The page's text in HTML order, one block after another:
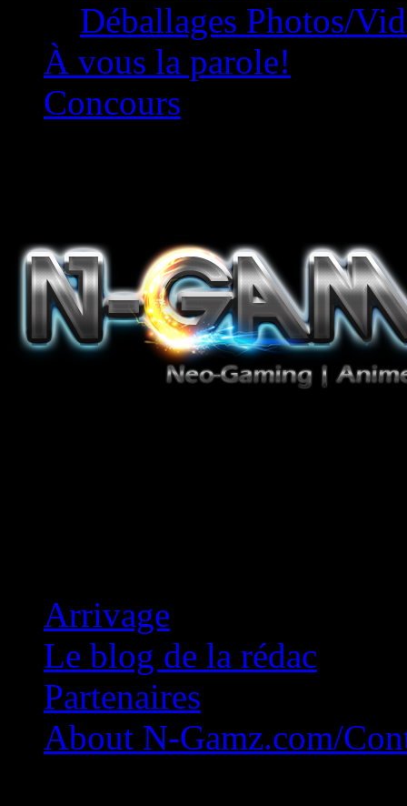
Déballages Photos/
À vous la parole!
Concours
Arrivage
Le blog de la rédac
Partenaires
About N-Gamz.com/